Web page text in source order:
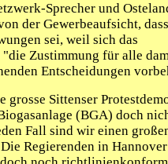
Sprecher und
der Gewerbeaufsicht,
sei, weil sich das
Zustimmung für alle
Entscheidungen
grosse Sittenser
(BGA) doch
Fall sind wir einen
Regierenden in